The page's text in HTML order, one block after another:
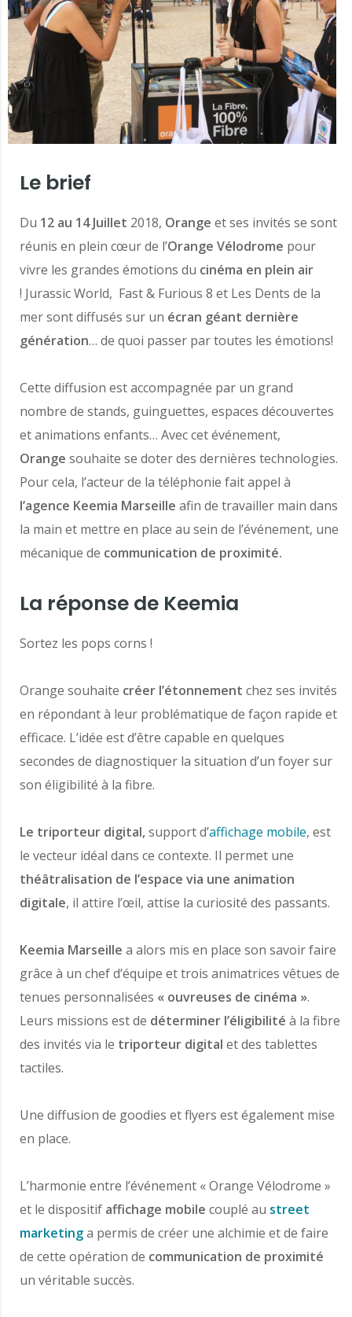
Le brief
Du 12 au 14 Juillet 2018, Orange et ses invités se sont
réunis en plein cœur de l’Orange Vélodrome pour
vivre les grandes émotions du cinéma en plein air
! Jurassic World, Fast & Furious 8 et Les Dents de la
mer sont diffusés sur un écran géant dernière
génération… de quoi passer par toutes les émotions!
Cette diffusion est accompagnée par un grand
nombre de stands, guinguettes, espaces découvertes
et animations enfants… Avec cet événement,
Orange souhaite se doter des dernières technologies.
Pour cela, l’acteur de la téléphonie fait appel à
l’agence Keemia Marseille afin de travailler main dans
la main et mettre en place au sein de l’événement, une
mécanique de communication de proximité.
La réponse de Keemia
Sortez les pops corns !
Orange souhaite créer l’étonnement chez ses invités
en répondant à leur problématique de façon rapide et
efficace. L’idée est d’être capable en quelques
secondes de diagnostiquer la situation d’un foyer sur
son éligibilité à la fibre.
Le triporteur digital,support d’affichage mobile, est
le vecteur idéal dans ce contexte. Il permet une
théâtralisation de l’espace via une animation
digitale, il attire l’œil, attise la curiosité des passants.
Keemia Marseille a alors mis en place son savoir faire
grâce à un chef d’équipe et trois animatrices vêtues de
tenues personnalisées « ouvreuses de cinéma ».
Leurs missions est de déterminer l’éligibilité à la fibre
des invités via le triporteur digital et des tablettes
tactiles.
Une diffusion de goodies et flyers est également mise
en place.
L’harmonie entre l’événement « Orange Vélodrome »
et le dispositif affichage mobile couplé au street
marketinga permis de créer une alchimie et de faire
de cette opération de communication de proximité
un véritable succès.